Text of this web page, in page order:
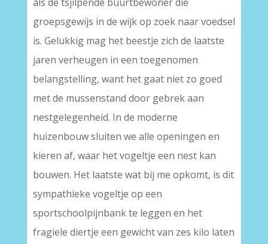
groepsgewijs in de wijk op zoek naar voedsel
is. Gelukkig mag het beestje zich de laatste
jaren verheugen in een toegenomen
belangstelling, want het gaat niet zo goed
met de mussenstand door gebrek aan
nestgelegenheid. In de moderne
huizenbouw sluiten we alle openingen en
kieren af, waar het vogeltje een nest kan
bouwen. Het laatste wat bij me opkomt, is dit
sympathieke vogeltje op een
sportschoolpijnbank te leggen en het
fragiele diertje een gewicht van zes kilo laten